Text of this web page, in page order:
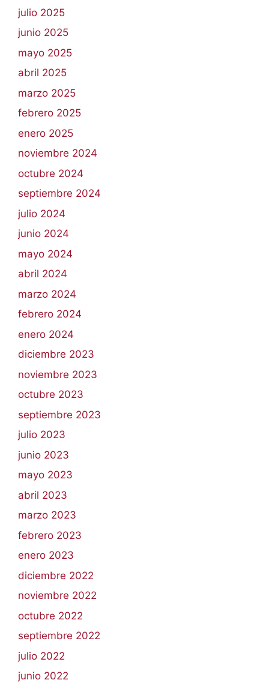
julio 2025
junio 2025
mayo 2025
abril 2025
marzo 2025
febrero 2025
enero 2025
noviembre 2024
octubre 2024
septiembre 2024
julio 2024
junio 2024
mayo 2024
abril 2024
marzo 2024
febrero 2024
enero 2024
diciembre 2023
noviembre 2023
octubre 2023
septiembre 2023
julio 2023
junio 2023
mayo 2023
abril 2023
marzo 2023
febrero 2023
enero 2023
diciembre 2022
noviembre 2022
octubre 2022
septiembre 2022
julio 2022
junio 2022